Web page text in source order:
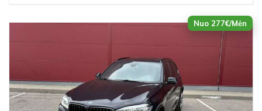
Nuo 277€/Mėn